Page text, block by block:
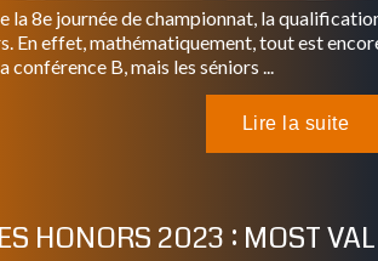
la 8e journée de championnat, la
En effet, mathématiquement, tout est
conférence B, mais les séniors ...
HONORS 2023 : MOST